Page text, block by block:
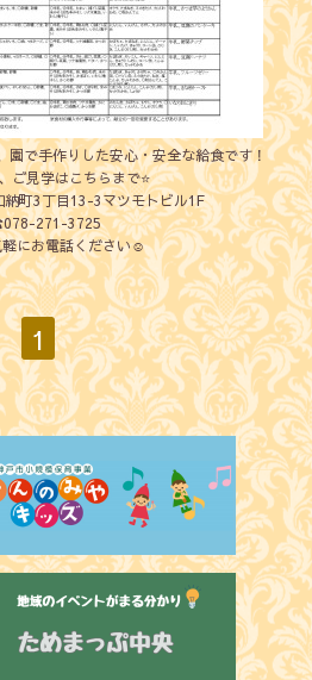
作りした安心・安全な給食です！
見学はこちらまで⭐️
町3丁目13-3マツモトビル1F
271-3725
お電話ください☺️
1